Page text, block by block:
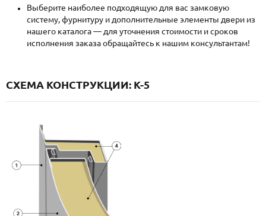
Каталог Распродажа Как купить
Записаться на замер
Выберите наиболее подходящую для вас замковую
систему, фурнитуру и дополнительные элементы двери из
нашего каталога — для уточнения стоимости и сроков
исполнения заказа обращайтесь к нашим консультантам!
СХЕМА КОНСТРУКЦИИ: K-5